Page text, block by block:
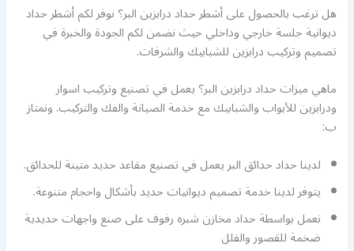
هل ترغب بالحصول على أشطر حداد درابزين البر؟ نوفر لكم أشطر حداد
ديوانية جلسة خارجي وداخلي حيث نضمن لكم الجودة والخبرة في
تصميم وتركيب درابزين للشبابيك والشرفات.
ماهي ميزات حداد درابزين البر؟ يعمل في تصنيع وتركيب اسوار
ودرابزين للأبواب والشبابيك مع خدمة الصيانة والفك والتركيب. ونمتاز
ب:
لدينا حداد حدائق البر يعمل في تصنيع مقاعد حديد متينة للحدائق.
يتوفر لدينا خدمة تصميم ديوانيات حديد بأشكال واحجام متنوعة.
نعمل بواسطة حداد مخازن شبره رفوف على صنع واجهات حديدية
ضخمة للقصور والفلل